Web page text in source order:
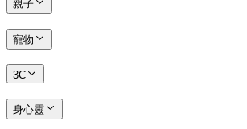
親子
寵物
3C
身心靈